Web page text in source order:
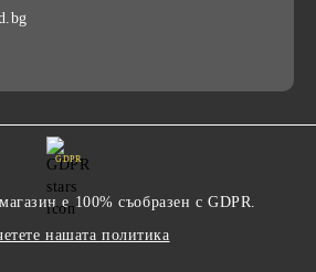
GDPR
е 100% съобразен с GDPR.
нашата политика